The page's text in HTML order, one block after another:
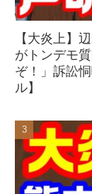
【大炎上】
がトンデモ
ぞ！」訴訟
ル】